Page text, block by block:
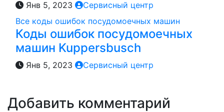
Янв 5, 2023
Сервисный центр
Все коды ошибок посудомоечных машин
Коды ошибок посудомоечных
машин Kuppersbusch
Янв 5, 2023 Сервисный центр
Добавить комментарий